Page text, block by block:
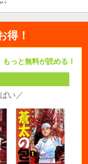
得！
もっと無料が読める！
い／